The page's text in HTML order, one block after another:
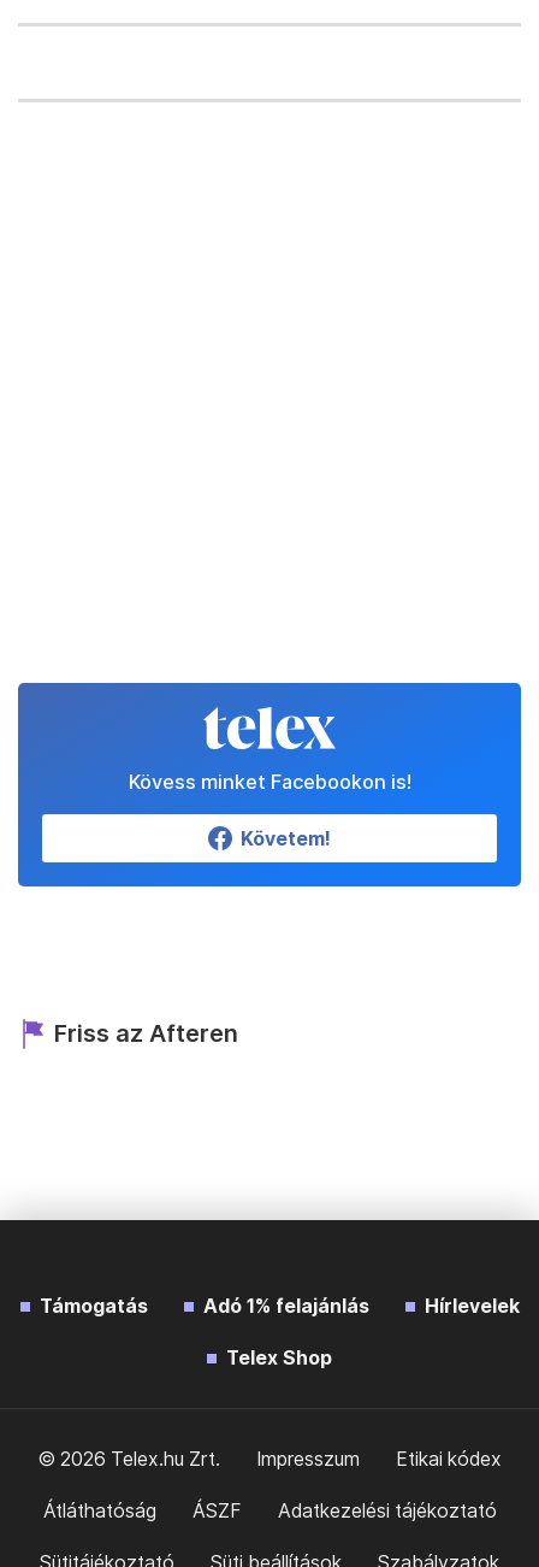
Kövess minket Facebookon is!
Követem!
Friss az Afteren
Támogatás Adó 1% felajánlás Hírlevelek
Telex Shop
© 2026 Telex.hu Zrt. Impresszum Etikai kódex
Átláthatóság ÁSZF Adatkezelési tájékoztató